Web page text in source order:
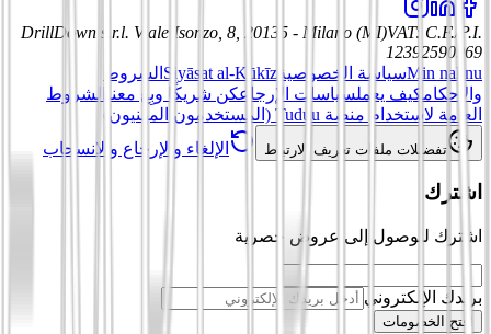
DrillDown s.r.l. Viale Isonzo, 8, 20135 - Milano (MI)VAT: C.F./P.I.
12392590969
Min nahnuسياسة الخصوصية Siyāsat al-Kūkīz الشروط
والأحكامكيف يعملسياسات الإرجاعكن شريكًا وبِع معنا
الشروط
العامة لاستخدام منصة Tuduu (المستخدمون المهنيون)
تفضيلات ملفات تعريف الارتباط الإلغاء والإرجاع والانسحاب
اشترك
اشترك للوصول إلى عروض حصرية
بريدك الإلكتروني
افتح الخصومات